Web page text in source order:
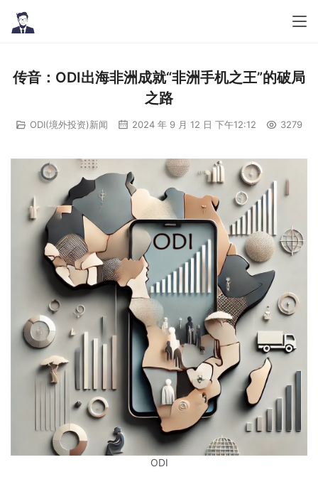
传音：ODI出海非洲成就“非洲手机之王”的破局
之路
ODI(境外投资)新闻 2024 年 9 月 12 日 下午12:12 3279
ODI